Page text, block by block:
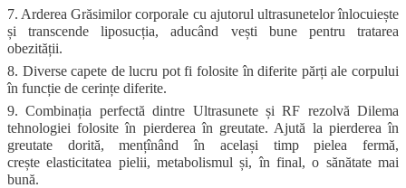
7. Arderea Grăsimilor corporale cu ajutorul ultrasunetelor înlocuiește
și transcende liposucția, aducând vești bune pentru tratarea
obezității.
8. Diverse capete de lucru pot fi folosite în diferite părți ale corpului
în funcție de cerințe diferite.
9. Combinația perfectă dintre Ultrasunete și RF rezolvă Dilema
tehnologiei folosite în pierderea în greutate. Ajută la pierderea în
greutate dorită, mențînând în același timp pielea fermă,
creșteelasticitatea pielii, metabolismul și, în final, o sănătate mai
bună.